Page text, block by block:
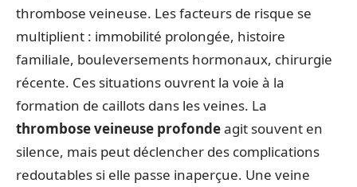
thrombose veineuse. Les facteurs de risque se
multiplient : immobilité prolongée, histoire
familiale, bouleversements hormonaux, chirurgie
récente. Ces situations ouvrent la voie à la
formation de caillots dans les veines. La
thrombose veineuse profondeagit souvent en
silence, mais peut déclencher des complications
redoutables si elle passe inaperçue. Une veine